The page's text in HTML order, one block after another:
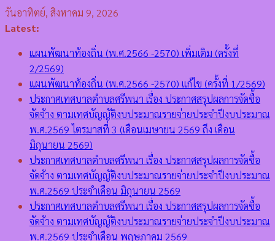
Skip
to
วันอาทิตย์, สิงหาคม 9, 2026
Latest:
แผนพัฒนาท้องถิ่น (พ.ศ.2566 -2570) เพิ่มเติม (ครั้งที่
2/2569)
แผนพัฒนาท้องถิ่น (พ.ศ.2566 -2570) แก้ไข (ครั้งที่ 1/2569)
ประกาศเทศบาลตำบลศรีพนา เรื่อง ประกาศสรุปผลการจัดซื้อ
จัดจ้าง ตามเทศบัญญัติงบประมาณรายจ่ายประจำปีงบประมาณ
พ.ศ.2569 ไตรมาสที่ 3 (เดือนเมษายน 2569 ถึง เดือน
มิถุนายน 2569)
ประกาศเทศบาลตำบลศรีพนา เรื่อง ประกาศสรุปผลการจัดซื้อ
จัดจ้าง ตามเทศบัญญัติงบประมาณรายจ่ายประจำปีงบประมาณ
พ.ศ.2569 ประจำเดือน มิถุนายน 2569
ประกาศเทศบาลตำบลศรีพนา เรื่อง ประกาศสรุปผลการจัดซื้อ
จัดจ้าง ตามเทศบัญญัติงบประมาณรายจ่ายประจำปีงบประมาณ
พ.ศ.2569 ประจำเดือน พฤษภาคม 2569